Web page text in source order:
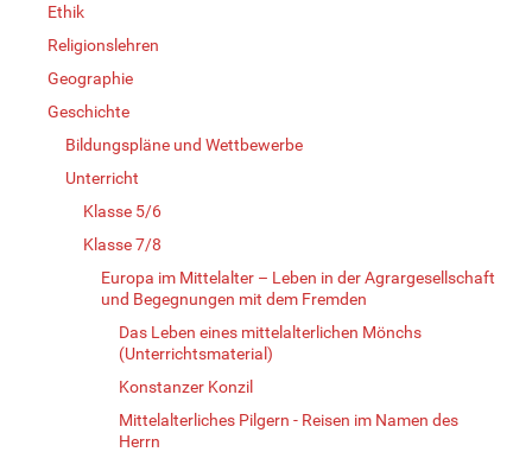
Ethik
Religionslehren
Geographie
Geschichte
Bildungspläne und Wettbewerbe
Unterricht
Klasse 5/6
Klasse 7/8
Europa im Mittelalter – Leben in der Agrargesellschaft
und Begegnungen mit dem Fremden
Das Leben eines mittelalterlichen Mönchs
(Unterrichtsmaterial)
Konstanzer Konzil
Mittelalterliches Pilgern - Reisen im Namen des
Herrn